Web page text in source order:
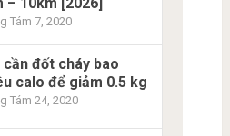
Tám 7, 2020
cần đốt cháy bao
calo để giảm 0.5 kg
Tám 24, 2020